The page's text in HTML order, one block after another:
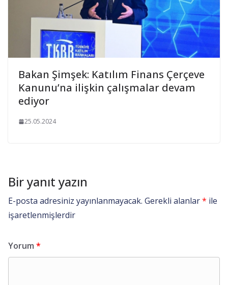
Bakan Şimşek: Katılım Finans Çerçeve
Kanunu’na ilişkin çalışmalar devam
ediyor
25.05.2024
Bir yanıt yazın
E-posta adresiniz yayınlanmayacak. Gerekli alanlar* ile
işaretlenmişlerdir
Yorum *